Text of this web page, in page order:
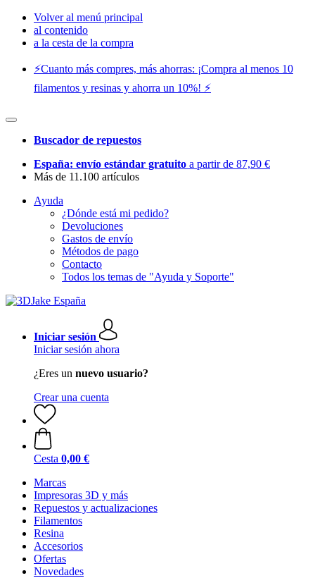
Volver al menú principal
al contenido
a la cesta de la compra
⚡️Cuanto más compres, más ahorras: ¡Compra al menos 10
filamentos y resinas y ahorra un 10%! ⚡️
Buscador de repuestos
España: envío estándar gratuito a partir de 87,90 €
Más de 11.100 artículos
Ayuda
¿Dónde está mi pedido?
Devoluciones
Gastos de envío
Métodos de pago
Contacto
Todos los temas de "Ayuda y Soporte"
Iniciar sesión
Iniciar sesión ahora
¿Eres un nuevo usuario?
Crear una cuenta
Cesta 0,00 €
Marcas
Impresoras 3D y más
Repuestos y actualizaciones
Filamentos
Resina
Accesorios
Ofertas
Novedades